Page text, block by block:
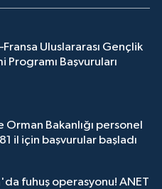
Uluslararası Gençlik
Programı Başvuruları
Orman Bakanlığı personel
il için başvurular başladı
fuhuş operasyonu! ANET